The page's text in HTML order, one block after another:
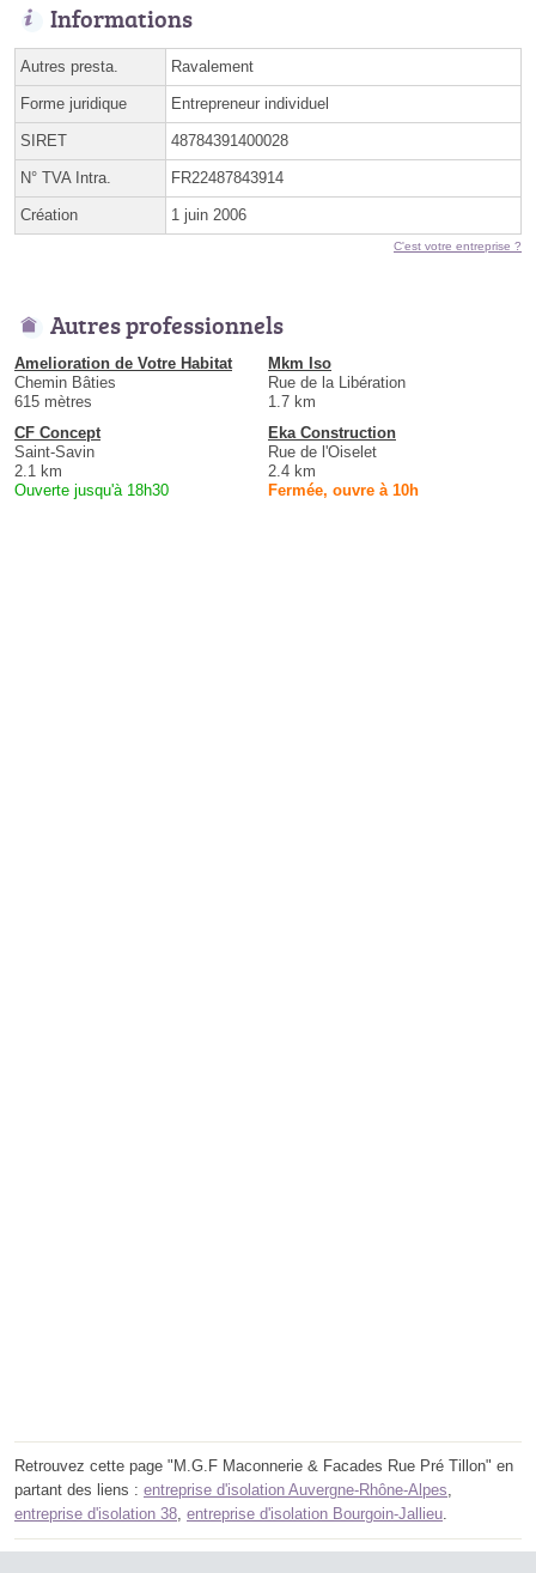
Informations
Autres presta. Ravalement
Forme juridique Entrepreneur individuel
SIRET 48784391400028
N° TVA Intra. FR22487843914
Création 1 juin 2006
C'est votre entreprise ?
Autres professionnels
Amelioration de Votre Habitat
Chemin Bâties
615 mètres
Mkm Iso
Rue de la Libération
1.7 km
CF Concept
Saint-Savin
2.1 km
Ouverte jusqu'à 18h30
Eka Construction
Rue de l'Oiselet
2.4 km
Fermée, ouvre à 10h
Retrouvez cette page "M.G.F Maconnerie & Facades Rue Pré Tillon" en
partant des liens : entreprise d'isolation Auvergne-Rhône-Alpes,
entreprise d'isolation 38, entreprise d'isolation Bourgoin-Jallieu.